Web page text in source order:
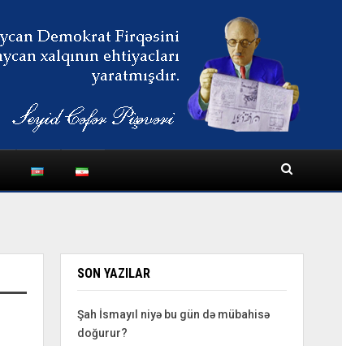
SON YAZILAR
Şah İsmayıl niyə bu gün də mübahisə
doğurur?